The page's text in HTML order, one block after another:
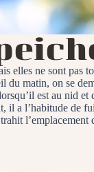
elles ne sont pas
matin, on se
est au nid
a l’habitude de
l’emplacement